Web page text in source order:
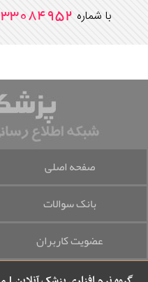
با شماره
صفحه اصلی
بانک سوالات
عضویت کاربران